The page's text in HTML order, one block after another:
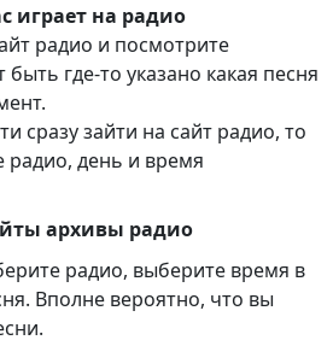
играет на радио
радио и посмотрите
где-то указано какая песня
сразу зайти на сайт радио, то
радио, день и время
архивы радио
радио, выберите время в
Вполне вероятно, что вы